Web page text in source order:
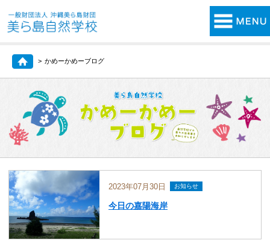
かめーかめーブログ
2023年07月30日 お知らせ
今日の嘉陽海岸